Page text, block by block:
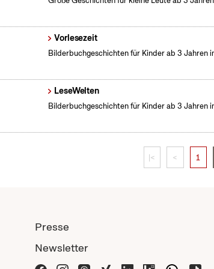
Vorlesezeit
Bilderbuchgeschichten für Kinder ab 3
LeseWelten
Bilderbuchgeschichten für Kinder ab 3 Jahren
|< < 1
Presse
Newsletter